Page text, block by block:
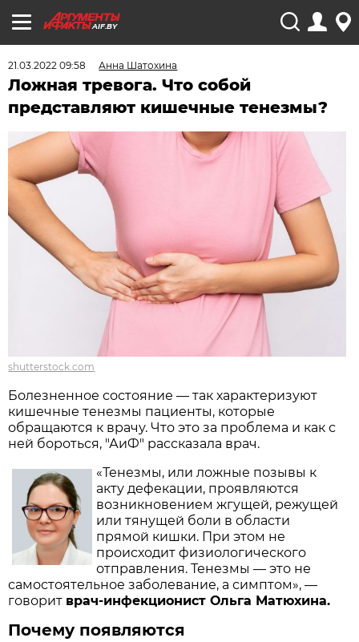
AIF.BY
21.03.2022 09:58 Анна Шатохина
Ложная тревога. Что собой
представляют кишечные тенезмы?
shutterstock.com
Болезненное состояние — так характеризуют
кишечные тенезмы пациенты, которые
обращаются к врачу. Что это за проблема и как с
ней бороться, "АиФ" рассказала врач.
«Тенезмы, или ложные позывы к
акту дефекации, проявляются
возникновением жгущей, режущей
или тянущей боли в области
прямой кишки. При этом не
происходит физиологического
отправления. Тенезмы — это не
самостоятельное заболевание, а симптом», —
говорит врач-инфекционист Ольга Матюхина.
Почему появляются